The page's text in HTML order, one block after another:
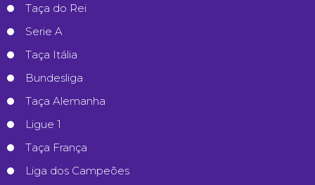
Taça do Rei
Serie A
Taça Itália
Bundesliga
Taça Alemanha
Ligue 1
Taça França
Liga dos Campeões